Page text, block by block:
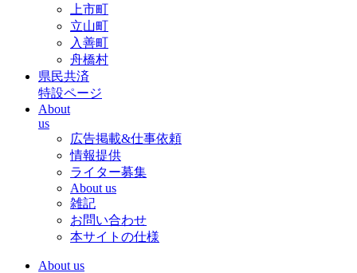
上市町
立山町
入善町
舟橋村
県民共済
特設ページ
About
us
広告掲載&仕事依頼
情報提供
ライター募集
About us
雑記
お問い合わせ
本サイトの仕様
About us